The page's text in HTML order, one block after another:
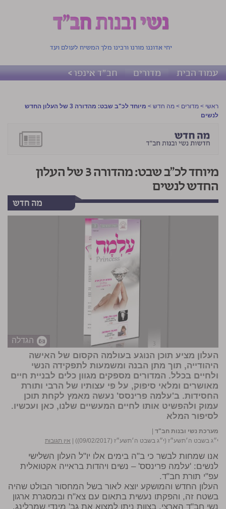
יחי אדוננו מורנו ורבינו מלך המשיח לעולם ועד
עמוד הבית מדורים חב"ד אינפו >
ראשי > מדורים > מה חדש >
מיוחד לכ"ב שבט: מהדורה 3 של העלון החדש
לנשים
מיוחד לכ"ב שבט: מהדורה 3 של העלון
החדש לנשים
הגדלה
העלון מציע תוכן הנוגע בעולמה הקסום של האישה
היהודייה, תוך מתן הבנה ומשמעות לתפקידה הנשי
ולחיים בכלל. המדורים מספקים מגוון כלים לבניית חיים
מאושרים ומלאי סיפוק, על פי עצותיו של הרבי ותורת
החסידות. ב'עלמה פרינסס' נעשה מאמץ לקחת תוכן
עמוק ולהפשיט אותו לחיים המעשיים שלנו, כאן ועכשיו.
לסיפור המלא
מערכת נשי ובנות חב"ד
י״ג בשבט ה׳תשע״ז (י״ג בשבט ה׳תשע״ז (09/02/2017))
אין תגובות
אנו שמחות לבשר כי ב"ה בימים אלו יו"ל העלון השלישי
לנשים: 'עלמה פרינסס' – נשים ויהדות בראייה אקטואלית
עפ"י תורת חב"ד.
העלון החדש והמושקע יוצא לאור בשל המחסור הבולט שהיה
בשטח זה, והפקתו נעשית בתאום עם צא"ח ובמסגרת ארגון
נשי חב"ד הארצי. בצוות ניתן למצוא את גב' מינדי שמרלינג,